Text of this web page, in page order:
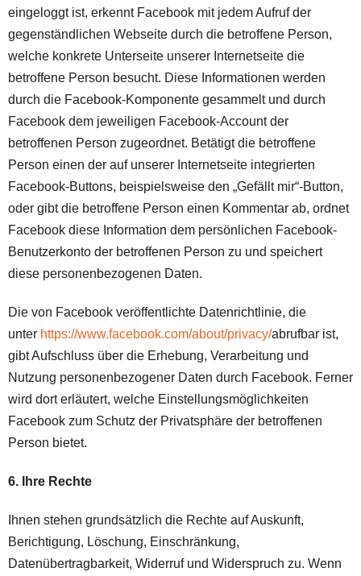
eingeloggt ist, erkennt Facebook mit jedem Aufruf der
gegenständlichen Webseite durch die betroffene Person,
welche konkrete Unterseite unserer Internetseite die
betroffene Person besucht. Diese Informationen werden
durch die Facebook-Komponente gesammelt und durch
Facebook dem jeweiligen Facebook-Account der
betroffenen Person zugeordnet. Betätigt die betroffene
Person einen der auf unserer Internetseite integrierten
Facebook-Buttons, beispielsweise den „Gefällt mir“-Button,
oder gibt die betroffene Person einen Kommentar ab, ordnet
Facebook diese Information dem persönlichen Facebook-
Benutzerkonto der betroffenen Person zu und speichert
diese personenbezogenen Daten.
Die von Facebook veröffentlichte Datenrichtlinie, die
unter https://www.facebook.com/about/privacy/abrufbar ist,
gibt Aufschluss über die Erhebung, Verarbeitung und
Nutzung personenbezogener Daten durch Facebook. Ferner
wird dort erläutert, welche Einstellungsmöglichkeiten
Facebook zum Schutz der Privatsphäre der betroffenen
Person bietet.
6. Ihre Rechte
Ihnen stehen grundsätzlich die Rechte auf Auskunft,
Berichtigung, Löschung, Einschränkung,
Datenübertragbarkeit, Widerruf und Widerspruch zu. Wenn